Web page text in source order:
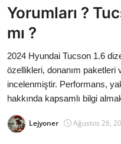
Anasayfa
İletişim
Araba Markaları
Paketler
Karşılaştırmalar
Kronik Sorunlar
Yorumları ?
mı ?
2024 Hyundai Tucson 1.6
özellikleri, donanım paketleri
incelenmiştir. Performans,
hakkında kapsamlı bilgi
Lejyoner Ağustos 26,